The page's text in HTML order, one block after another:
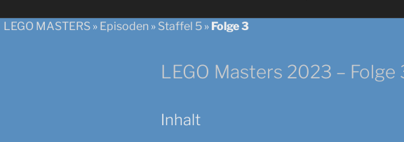
LEGO MASTERS » Episoden » Staffel 5 » Folge 3
LEGO Masters 2023 – Folge
Inhalt